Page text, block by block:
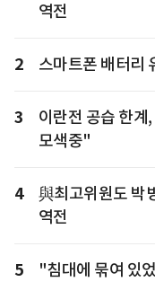
역전
2 스마트폰 배터리
3
이란전 공습 한
모색중"
4
與최고위원도 박
역전
5 "침대에 묶여 있